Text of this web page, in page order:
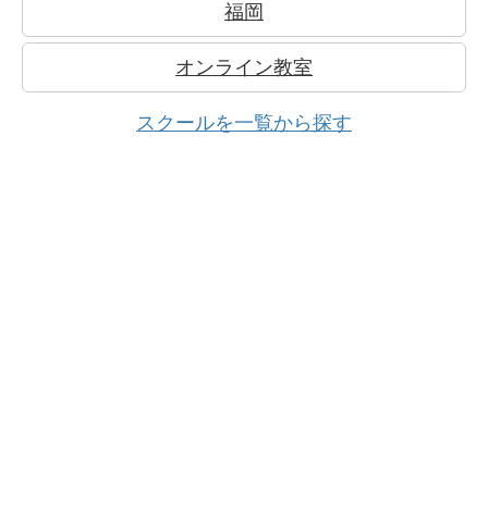
福岡
オンライン教室
スクールを一覧から探す